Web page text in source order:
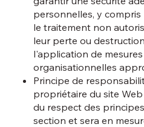
personnelles, y
le traitement non
leur perte ou
l'application de
organisationnelles
Principe de
propriétaire du site
du respect des
section et sera en